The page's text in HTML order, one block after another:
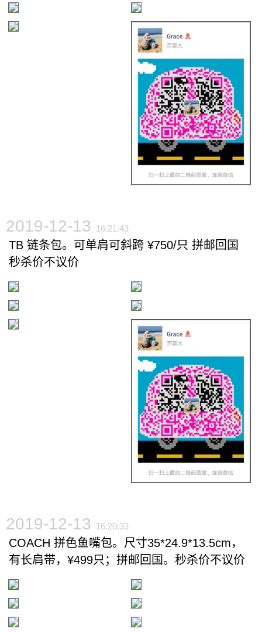
2019-12-13 16:21:43
TB 链条包。可单肩可斜跨 ¥750/只 拼邮回国
秒杀价不议价
2019-12-13 16:20:33
COACH 拼色鱼嘴包。尺寸35*24.9*13.5cm，
有长肩带，¥499只；拼邮回国。秒杀价不议价